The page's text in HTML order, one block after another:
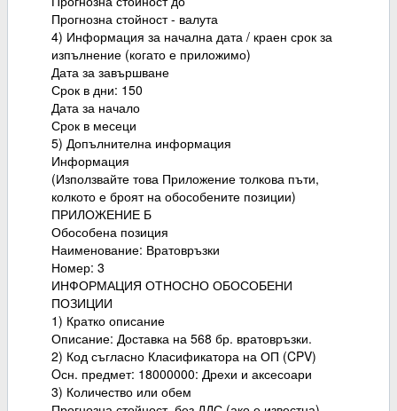
Прогнозна стойност - валута
4) Информация за начална дата / краен срок за
изпълнение (когато е приложимо)
Дата за завършване
Срок в дни: 150
Дата за начало
Срок в месеци
5) Допълнителна информация
Информация
(Използвайте това Приложение толкова пъти,
колкото е броят на обособените позиции)
ПРИЛОЖЕНИЕ Б
Обособена позиция
Наименование: Вратовръзки
Номер: 3
ИНФОРМАЦИЯ ОТНОСНО ОБОСОБЕНИ
ПОЗИЦИИ
1) Кратко описание
Описание: Доставка на 568 бр. вратовръзки.
2) Код съгласно Класификатора на ОП (CPV)
Oсн. предмет: 18000000: Дрехи и аксесоари
3) Количество или обем